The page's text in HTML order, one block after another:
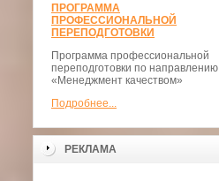
ПРОГРАММА
ПРОФЕССИОНАЛЬНОЙ
ПЕРЕПОДГОТОВКИ
Программа профессиональной
переподготовки по направлению
«Менеджмент качеством»
Подробнее...
РЕКЛАМА